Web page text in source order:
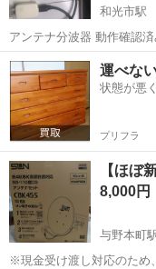
和光市駅
アンテナ分波器 動作確認済みです 入力ケーブル(黒)114cm 出力ケーブ
ル(白)48cm 地デジ・ＢＳ・ＣＳのデジタル放送やケーブルテレビでも
使用できます。テレビア
をテ...
埼玉 和光市 和光
運べな
状態が悪
プリフラ
【ほぼ
8,000円
与野本町
※現金受け渡し対応のため、再投稿